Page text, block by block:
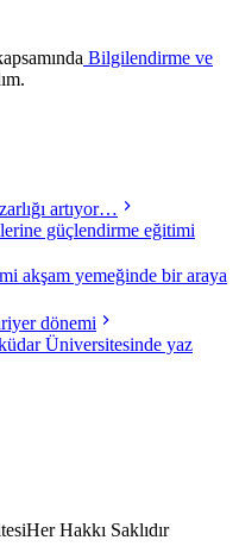
Bilgilendirme ve
artıyor…
güçlendirme eğitimi
akşam yemeğinde bir araya
dönemi
Üniversitesinde yaz
Her Hakkı Saklıdır